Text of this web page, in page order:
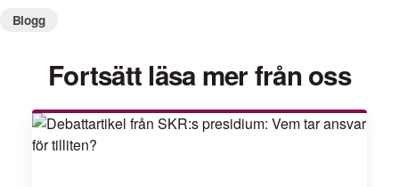
Blogg
Fortsätt läsa mer från oss